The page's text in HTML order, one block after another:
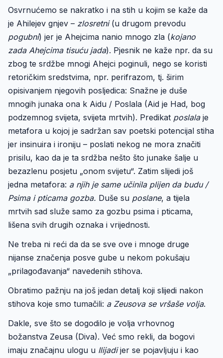
Osvrnućemo se nakratko i na stih u kojim se kaže da
je Ahilejev gnjev – zlosretni(u drugom prevodu
pogubni) jer je Ahejcima nanio mnogo zla (kojano
zada Ahejcima tisuću jada). Pjesnik ne kaže npr. da su
zbog te srdžbe mnogi Ahejci poginuli, nego se koristi
retoričkim sredstvima, npr. perifrazom, tj. širim
opisivanjem njegovih posljedica: Snažne je duše
mnogih junaka ona k Aidu / Poslala (Aid je Had, bog
podzemnog svijeta, svijeta mrtvih). Predikat poslalaje
metafora u kojoj je sadržan sav poetski potencijal stiha
jer insinuira i ironiju – poslati nekog ne mora značiti
prisilu, kao da je ta srdžba nešto što junake šalje u
bezazlenu posjetu „onom svijetu“. Zatim slijedi još
jedna metafora: a njih je same učinila plijen da budu /
Psima i pticama gozba. Duše su poslane, a tijela
mrtvih sad služe samo za gozbu psima i pticama,
lišena svih drugih oznaka i vrijednosti.
Ne treba ni reći da da se sve ove i mnoge druge
nijanse značenja posve gube u nekom pokušaju
„prilagođavanja“ navedenih stihova.
Obratimo pažnju na još jedan detalj koji slijedi nakon
stihova koje smo tumačili: a Zeusova se vršaše volja.
Dakle, sve što se dogodilo je volja vrhovnog
božanstva Zeusa (Diva). Već smo rekli, da bogovi
imaju značajnu ulogu u Ilijadijer se pojavljuju i kao